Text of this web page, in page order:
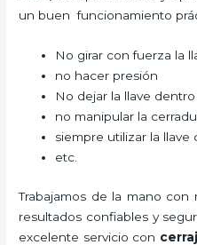
un buen funcionamiento
No girar con fuerza la
no hacer presión
No dejar la llave
no manipular la
siempre utilizar la
etc.
Trabajamos de la mano
resultados confiables y
excelente servicio con